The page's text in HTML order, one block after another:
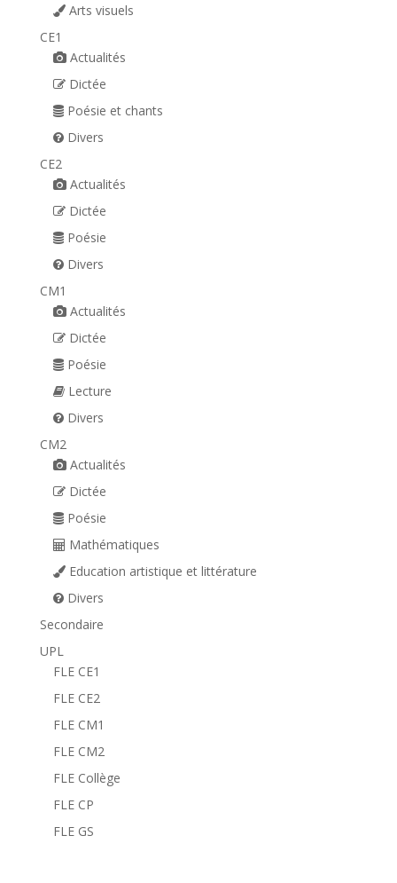
Arts visuels
CE1
Actualités
Dictée
Poésie et chants
Divers
CE2
Actualités
Dictée
Poésie
Divers
CM1
Actualités
Dictée
Poésie
Lecture
Divers
CM2
Actualités
Dictée
Poésie
Mathématiques
Education artistique et littérature
Divers
Secondaire
UPL
FLE CE1
FLE CE2
FLE CM1
FLE CM2
FLE Collège
FLE CP
FLE GS